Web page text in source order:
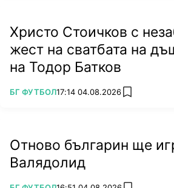
Христо Стоичков с
жест на сватбата на
на Тодор Батков
ПОВЕЧЕ ОТ
БГ ФУТБОЛ17:14 04.08.2026 add favorites
Отново българин ще
Валядолид